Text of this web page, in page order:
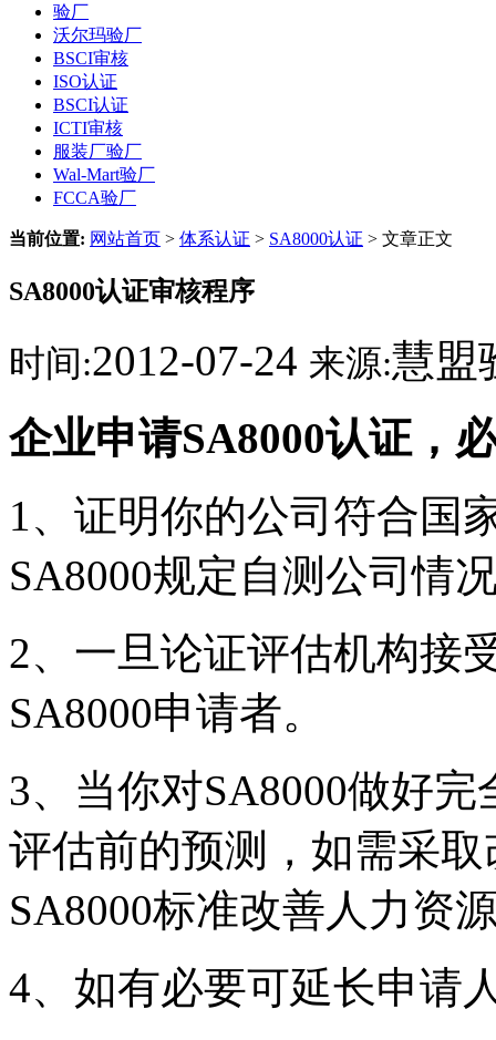
验厂
沃尔玛验厂
BSCI审核
ISO认证
BSCI认证
ICTI审核
服装厂验厂
Wal-Mart验厂
FCCA验厂
当前位置: 网站首页 > 体系认证 > SA8000认证 > 文章正文
SA8000认证审核程序
时间:2012-07-24 来源:慧盟
企业申请SA8000认证，
1、证明你的公司符合国
SA8000规定自测公司情
2、一旦论证评估机构接
SA8000申请者。
3、当你对SA8000做好
评估前的预测，如需采
SA8000标准改善人力资
4、如有必要可延长申请